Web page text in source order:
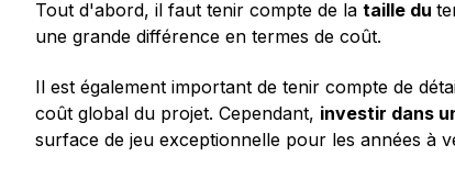
Tout d'abord, il faut tenir compte de la taille du
une grande différence en termes de coût.
Il est également important de tenir compte de
coût global du projet. Cependant, investir dans
surface de jeu exceptionnelle pour les années à